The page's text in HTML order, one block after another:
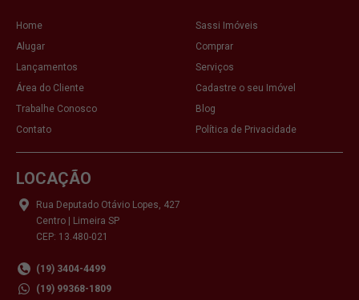
Home
Sassi Imóveis
Alugar
Comprar
Lançamentos
Serviços
Área do Cliente
Cadastre o seu Imóvel
Trabalhe Conosco
Blog
Contato
Política de Privacidade
LOCAÇÃO
Rua Deputado Otávio Lopes, 427
Centro | Limeira SP
CEP: 13.480-021
(19) 3404-4499
(19) 99368-1809